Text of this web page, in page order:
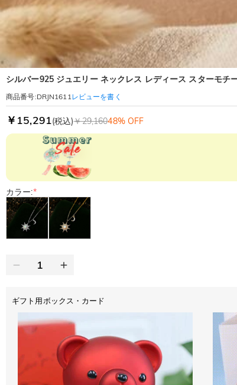
シルバー925 ジュエリー ネックレス レディース スターモチ
商品番号:DRJN1611レビューを書く
￥15,291(税込)￥29,16048% OFF
カラー:*
ギフト用ボックス・カード